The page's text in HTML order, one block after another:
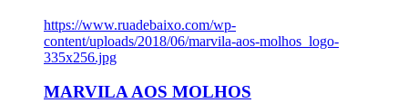
https://www.ruadebaixo.com/wp-
content/uploads/2018/06/marvila-aos-molhos_logo-
335x256.jpg
MARVILA AOS MOLHOS